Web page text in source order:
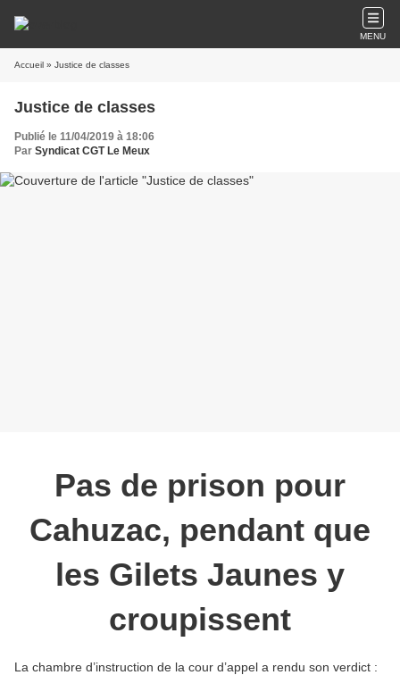
MENU
Accueil » Justice de classes
Justice de classes
Publié le 11/04/2019 à 18:06
Par Syndicat CGT Le Meux
Pas de prison pour
Cahuzac, pendant que
les Gilets Jaunes y
croupissent
La chambre d’instruction de la cour d’appel a rendu son verdict :